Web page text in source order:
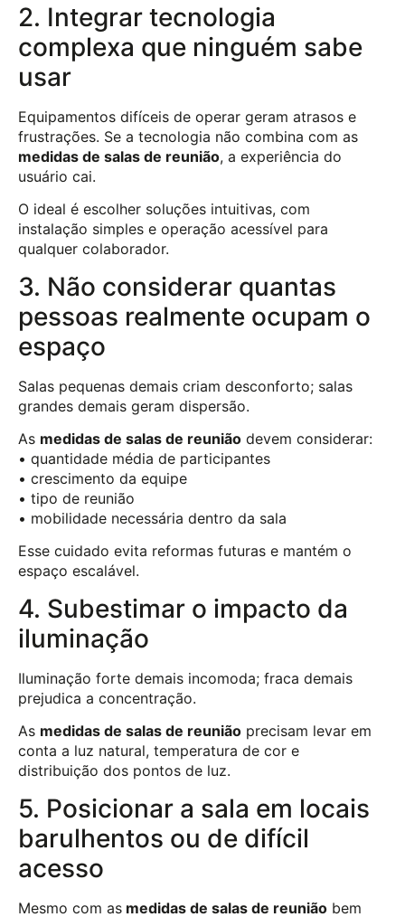
2. Integrar tecnologia
complexa que ninguém sabe
usar
Equipamentos difíceis de operar geram atrasos e
frustrações. Se a tecnologia não combina com as
medidas de salas de reunião, a experiência do
usuário cai.
O ideal é escolher soluções intuitivas, com
instalação simples e operação acessível para
qualquer colaborador.
3. Não considerar quantas
pessoas realmente ocupam o
espaço
Salas pequenas demais criam desconforto; salas
grandes demais geram dispersão.
As medidas de salas de reunião devem considerar:
• quantidade média de participantes
• crescimento da equipe
• tipo de reunião
• mobilidade necessária dentro da sala
Esse cuidado evita reformas futuras e mantém o
espaço escalável.
4. Subestimar o impacto da
iluminação
Iluminação forte demais incomoda; fraca demais
prejudica a concentração.
As medidas de salas de reunião precisam levar em
conta a luz natural, temperatura de cor e
distribuição dos pontos de luz.
5. Posicionar a sala em locais
barulhentos ou de difícil
acesso
Mesmo com as medidas de salas de reunião bem